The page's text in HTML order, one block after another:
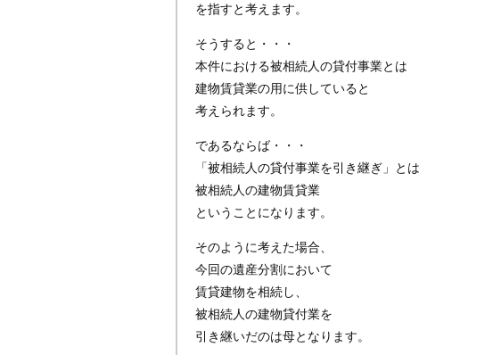
を指すと考えます。
そうすると・・・
本件における被相続人の貸付事業とは
建物賃貸業の用に供していると
考えられます。
であるならば・・・
「被相続人の貸付事業を引き継ぎ」とは
被相続人の建物賃貸業
ということになります。
そのように考えた場合、
今回の遺産分割において
賃貸建物を相続し、
被相続人の建物貸付業を
引き継いだのは母となります。